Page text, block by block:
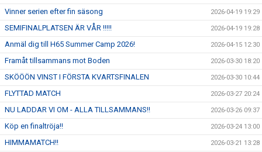
Vinner serien efter fin säsong 2026-04-19 19:29
SEMIFINALPLATSEN ÄR VÅR !!!!! 2026-04-19 19:28
Anmäl dig till H65 Summer Camp 2026! 2026-04-15 12:30
Framåt tillsammans mot Boden 2026-03-30 18:20
SKÖÖÖN VINST I FÖRSTA KVARTSFINALEN 2026-03-30 10:44
FLYTTAD MATCH 2026-03-27 20:24
NU LADDAR VI OM - ALLA TILLSAMMANS!! 2026-03-26 09:37
Köp en finaltröja!! 2026-03-24 13:00
HIMMAMATCH!! 2026-03-21 13:28